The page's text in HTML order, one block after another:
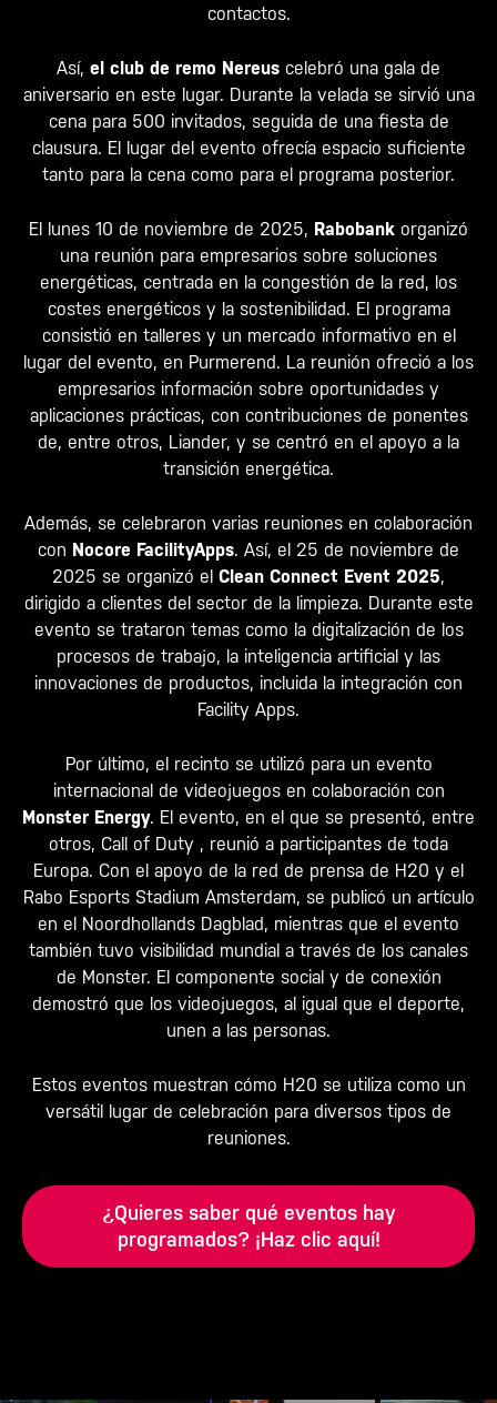
contactos.
Así, el club de remo Nereus celebró una gala de
aniversario en este lugar. Durante la velada se sirvió una
cena para 500 invitados, seguida de una fiesta de
clausura. El lugar del evento ofrecía espacio suficiente
tanto para la cena como para el programa posterior.
El lunes 10 de noviembre de 2025, Rabobank organizó
una reunión para empresarios sobre soluciones
energéticas, centrada en la congestión de la red, los
costes energéticos y la sostenibilidad. El programa
consistió en talleres y un mercado informativo en el
lugar del evento, en Purmerend. La reunión ofreció a los
empresarios información sobre oportunidades y
aplicaciones prácticas, con contribuciones de ponentes
de, entre otros, Liander, y se centró en el apoyo a la
transición energética.
Además, se celebraron varias reuniones en colaboración
con Nocore FacilityApps. Así, el 25 de noviembre de
2025 se organizó el Clean Connect Event 2025,
dirigido a clientes del sector de la limpieza. Durante este
evento se trataron temas como la digitalización de los
procesos de trabajo, la inteligencia artificial y las
innovaciones de productos, incluida la integración con
Facility Apps.
Por último, el recinto se utilizó para un evento
internacional de videojuegos en colaboración con
Monster Energy. El evento, en el que se presentó, entre
otros, Call of Duty , reunió a participantes de toda
Europa. Con el apoyo de la red de prensa de H20 y el
Rabo Esports Stadium Amsterdam, se publicó un artículo
en el Noordhollands Dagblad, mientras que el evento
también tuvo visibilidad mundial a través de los canales
de Monster. El componente social y de conexión
demostró que los videojuegos, al igual que el deporte,
unen a las personas.
Estos eventos muestran cómo H20 se utiliza como un
versátil lugar de celebración para diversos tipos de
reuniones.
¿Quieres saber qué eventos hay
programados? ¡Haz clic aquí!